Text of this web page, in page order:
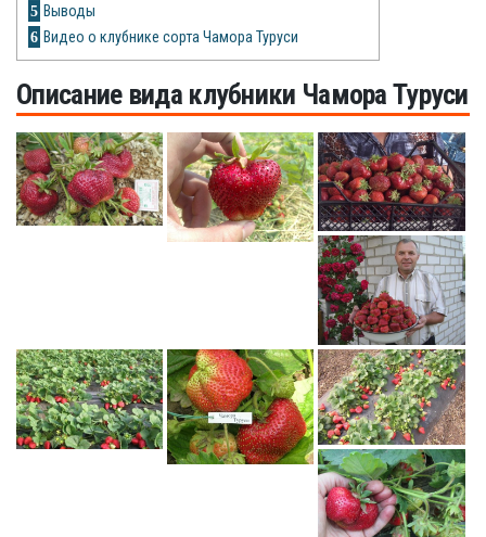
Замиокулькас
Рецепты
О сайте
5 Выводы
6 Видео о клубнике сорта Чамора Туруси
Описание вида клубники Чамора Туруси